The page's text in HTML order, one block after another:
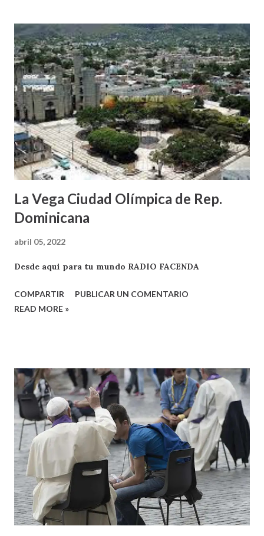
La Vega Ciudad Olímpica de Rep.
Dominicana
abril 05, 2022
Desde aqui para tu mundo RADIO FACENDA
COMPARTIR
PUBLICAR UN COMENTARIO
READ MORE »